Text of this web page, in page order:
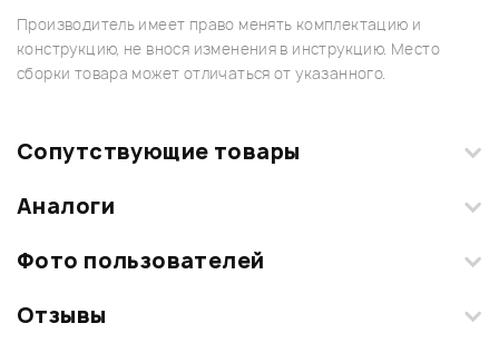
Производитель имеет право менять комплектацию и
конструкцию, не внося изменения в инструкцию. Место
сборки товара может отличаться от указанного.
Сопутствующие товары
Аналоги
Фото пользователей
Загрузите свои фотографии купленного товара и получите
Отзывы